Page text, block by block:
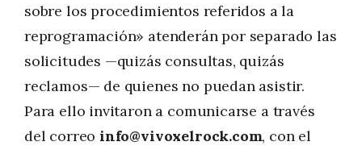
sobre los procedimientos referidos a la
reprogramación» atenderán por separado las
solicitudes —quizás consultas, quizás
reclamos— de quienes no puedan asistir.
Para ello invitaron a comunicarse a través
del correoinfo@vivoxelrock.com, con el